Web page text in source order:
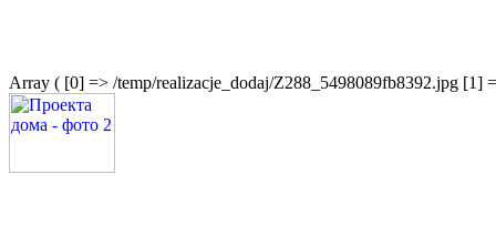
Array ( [0] => /temp/realizacje_dodaj/Z288_5498089fb8392.jpg [1]